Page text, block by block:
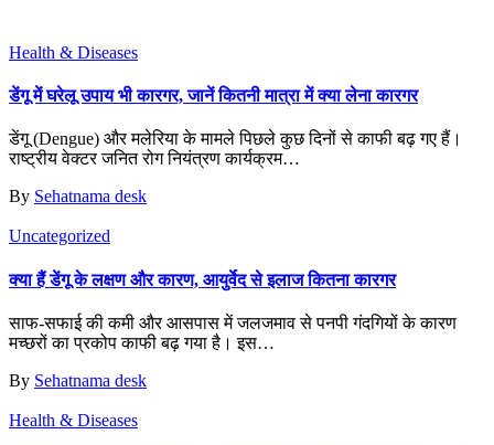
Health & Diseases
डेंगू में घरेलू उपाय भी कारगर, जानें कितनी मात्रा में क्या लेना कारगर
डेंगू (Dengue) और मलेरिया के मामले पिछले कुछ दिनों से काफी बढ़ गए हैं।
राष्ट्रीय वेक्टर जनित रोग नियंत्रण कार्यक्रम…
By Sehatnama desk
Uncategorized
क्या हैं डेंगू के लक्षण और कारण, आयुर्वेद से इलाज कितना कारगर
साफ-सफाई की कमी और आसपास में जलजमाव से पनपी गंदगियों के कारण
मच्छरों का प्रकोप काफी बढ़ गया है। इस…
By Sehatnama desk
Health & Diseases